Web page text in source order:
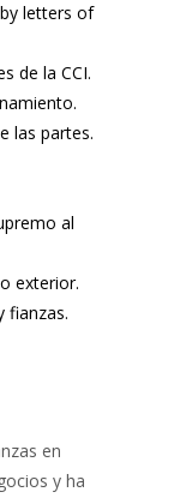
letters of
de la CCI.
las partes.
al
exterior.
fianzas.
en
y ha